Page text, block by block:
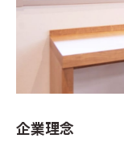
企業理念